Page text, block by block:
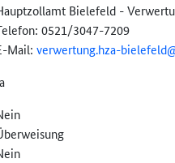
Bielefeld -
0521/3047-7209
Mail: verwertung.hza-